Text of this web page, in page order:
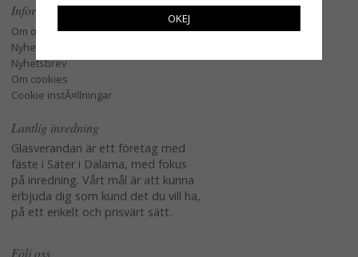
Information
Om oss
Nyheter
Nyhetsbrev
Om cookies
Cookie instÃ¤llningar
Lantlig inredning
Glasverandan är ett företag med
fäste i Säter i Dalarna, med fokus
på inredning. Vårt mål är att kunna
erbjuda dig som kund det du vill ha,
på ett enkelt och prisvärt sätt.
Följ oss
OKEJ